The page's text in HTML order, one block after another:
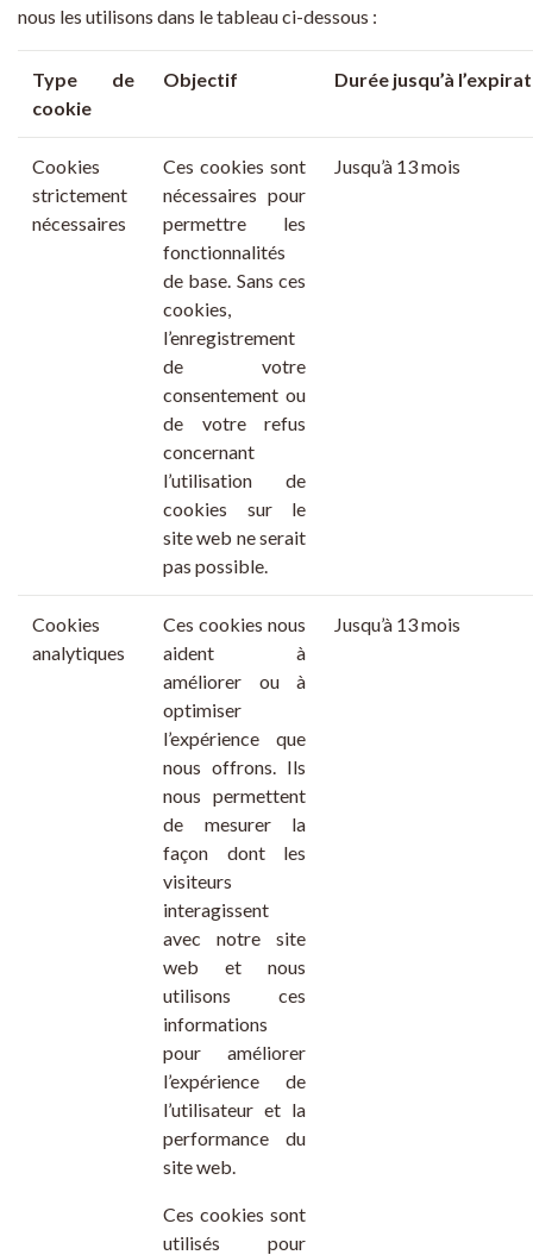
nous les utilisons dans le tableau ci-dessous :
Type de
cookie
Objectif Durée jusqu’à
Cookies
strictement
nécessaires
Ces cookies sont
nécessaires pour
permettre les
fonctionnalités
de base. Sans ces
cookies,
l’enregistrement
de votre
consentement ou
de votre refus
concernant
l’utilisation de
cookies sur le
site web ne serait
pas possible.
Jusqu’à 13 mois
Cookies
analytiques
Ces cookies nous
aident à
améliorer ou à
optimiser
l’expérience que
nous offrons. Ils
nous permettent
de mesurer la
façon dont les
visiteurs
interagissent
avec notre site
web et nous
utilisons ces
informations
pour améliorer
l’expérience de
l’utilisateur et la
performance du
site web.
Ces cookies sont
utilisés pour
Jusqu’à 13 mois